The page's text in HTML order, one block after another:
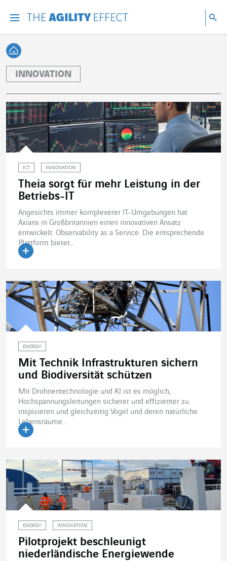
Zurück zur Startseite
INNOVATION
ICT INNOVATION
Theia sorgt für mehr Leistung in der
Betriebs-IT
Angesichts immer komplexerer IT-Umgebungen hat
Axians in Großbritannien einen innovativen Ansatz
entwickelt: Observability as a Service. Die entsprechende
Plattform bietet...
ENERGY
Mit Technik Infrastrukturen sichern
und Biodiversität schützen
Mit Drohnentechnologie und KI ist es möglich,
Hochspannungsleitungen sicherer und effizienter zu
inspizieren und gleichzeitig Vögel und deren natürliche
Lebensräume...
ENERGY INNOVATION
Pilotprojekt beschleunigt
niederländische Energiewende